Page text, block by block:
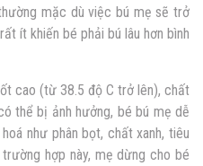
mặc dù việc bú mẹ sẽ trở
ít khiến bé phải bú lâu hơn bình
cao (từ 38.5 độ C trở lên), chất
thể bị ảnh hưởng, bé bú mẹ dễ
như phân bọt, chất xanh, tiêu
hợp này, mẹ dừng cho bé